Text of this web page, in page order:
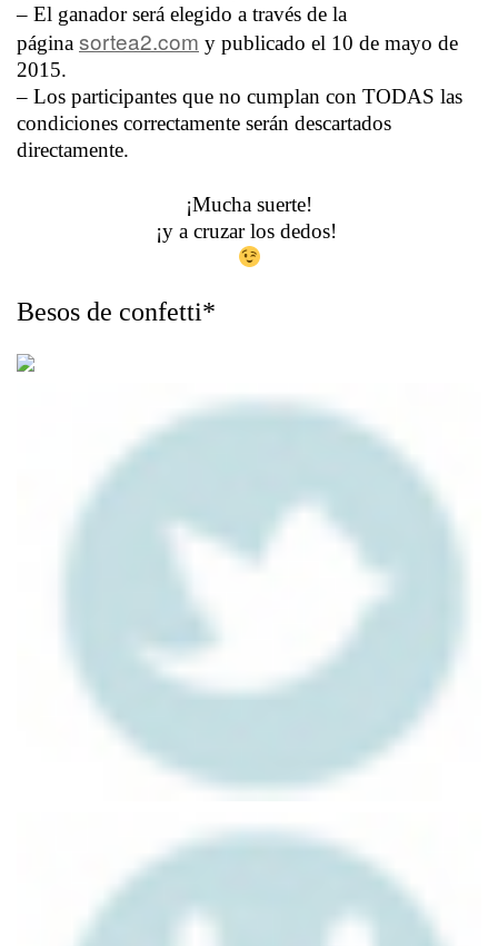
– El ganador será elegido a través de la
página sortea2.com y publicado el 10 de mayo de
2015.
– Los participantes que no cumplan con TODAS las
condiciones correctamente serán descartados
directamente.
¡Mucha suerte!
¡y a cruzar los dedos!
Besos de confetti*